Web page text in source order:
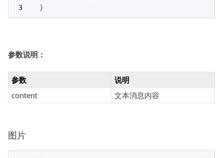
}
参数说明：
参数
说明
content
文本消息内容
图片